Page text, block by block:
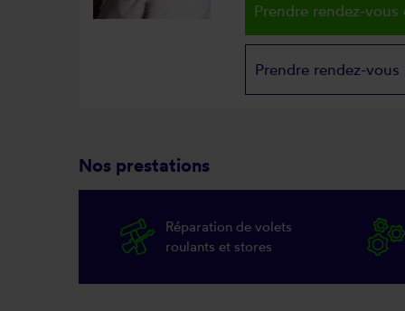
Prendre rendez-vous
Prendre rendez-vous
Nos prestations
Réparation de volets
roulants et stores